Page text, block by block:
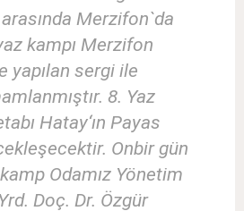
Merzifon`da
kampı Merzifon
yapılan sergi ile
8. Yaz
Hatay‘ın Payas
Onbir gün
Odamız Yönetim
Doç. Dr. Özgür